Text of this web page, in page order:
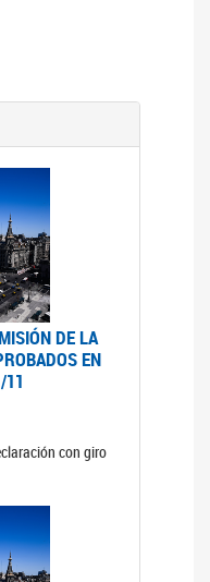
DE LA
EN
11
con giro